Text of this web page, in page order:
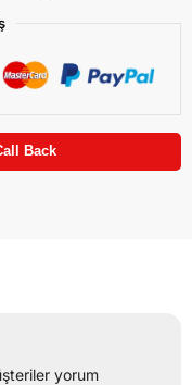
Back
yorum